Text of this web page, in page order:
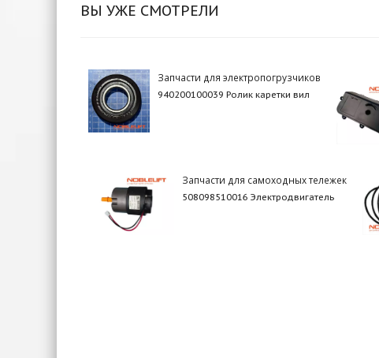
ВЫ УЖЕ СМОТРЕЛИ
Запчасти для электропогрузчиков
940200100039 Ролик каретки вил
Запчасти для самоходных тележек
508098510016 Электродвигатель